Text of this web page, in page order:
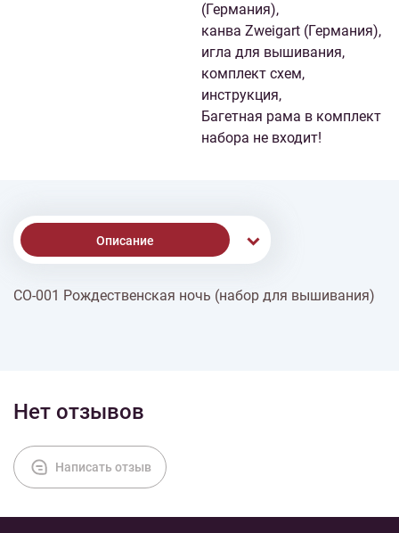
(Германия),
канва Zweigart (Германия),
игла для вышивания,
комплект схем,
инструкция,
Багетная рама в комплект
набора не входит!
Описание
Доставка
СО-001 Рождественская ночь (набор для вышивания)
Нет отзывов
Написать отзыв